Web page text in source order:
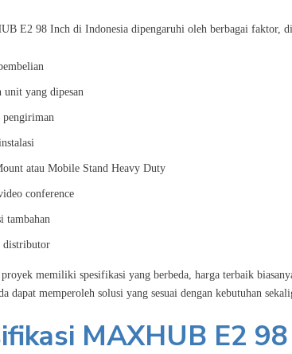
E2 98 Inch di Indonesia dipengaruhi oleh berbagai faktor,
unit yang dipesan
atau Mobile Stand Heavy Duty
conference
tambahan
distributor
proyek memiliki spesifikasi yang berbeda, harga terbaik
dapat memperoleh solusi yang sesuai dengan kebutuhan
MAXHUB E2